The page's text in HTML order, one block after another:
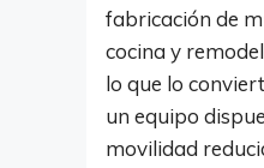
fabricación de
cocina y
lo que lo
un equipo
movilidad